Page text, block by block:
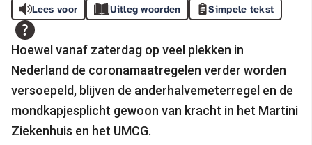
Lees voor Uitleg woorden Simpele tekst
Hoewel vanaf zaterdag op veel plekken in
Nederland de coronamaatregelen verder worden
versoepeld, blijven de anderhalvemeterregel en de
mondkapjesplicht gewoon van kracht in het Martini
Ziekenhuis en het UMCG.